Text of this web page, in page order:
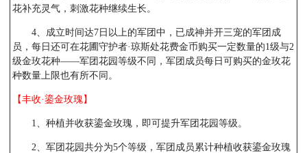
花补充灵气，刺激花种继续生长。
4、成立时间达7日以上的军团中，已成神并开三宠的军团成
员，每日还可在花圃守护者·琼斯处花费金币购买一定数量的1级与2
级金玫花种——军团花园等级不同，军团成员每日可购买的金玫花
种数量上限也有所不同。
【丰收·鎏金玫瑰】
1、种植并收获鎏金玫瑰，即可提升军团花园等级。
2、军团花园共分为5个等级，军团成员累计种植收获鎏金玫瑰